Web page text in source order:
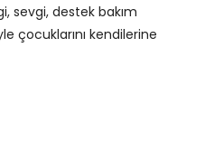
sevgi, destek bakım
çocuklarını kendilerine